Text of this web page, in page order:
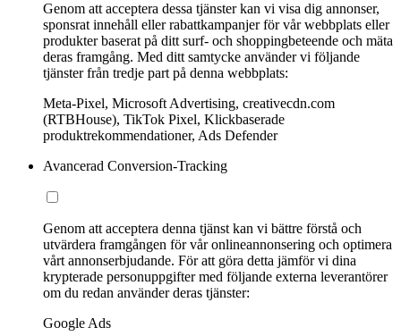
Genom att acceptera dessa tjänster kan vi visa dig annonser,
sponsrat innehåll eller rabattkampanjer för vår webbplats eller
produkter baserat på ditt surf- och shoppingbeteende och mäta
deras framgång. Med ditt samtycke använder vi följande
tjänster från tredje part på denna webbplats:
Meta-Pixel, Microsoft Advertising, creativecdn.com
(RTBHouse), TikTok Pixel, Klickbaserade
produktrekommendationer, Ads Defender
Avancerad Conversion-Tracking
Genom att acceptera denna tjänst kan vi bättre förstå och
utvärdera framgången för vår onlineannonsering och optimera
vårt annonserbjudande. För att göra detta jämför vi dina
krypterade personuppgifter med följande externa leverantörer
om du redan använder deras tjänster:
Google Ads